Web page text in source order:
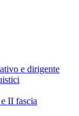
e dirigente
II fascia